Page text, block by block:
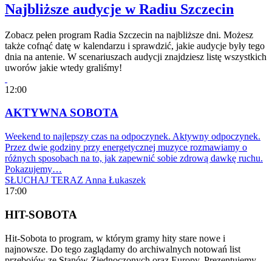
Najbliższe audycje w Radiu Szczecin
Zobacz pełen program Radia Szczecin na najbliższe dni. Możesz
także cofnąć datę w kalendarzu i sprawdzić, jakie audycje były tego
dnia na antenie. W scenariuszach audycji znajdziesz listę wszystkich
uworów jakie wtedy graliśmy!
12:00
AKTYWNA SOBOTA
Weekend to najlepszy czas na odpoczynek. Aktywny odpoczynek.
Przez dwie godziny przy energetycznej muzyce rozmawiamy o
różnych sposobach na to, jak zapewnić sobie zdrową dawkę ruchu.
Pokazujemy…
SŁUCHAJ TERAZ Anna Łukaszek
17:00
HIT-SOBOTA
Hit-Sobota to program, w którym gramy hity stare nowe i
najnowsze. Do tego zaglądamy do archiwalnych notowań list